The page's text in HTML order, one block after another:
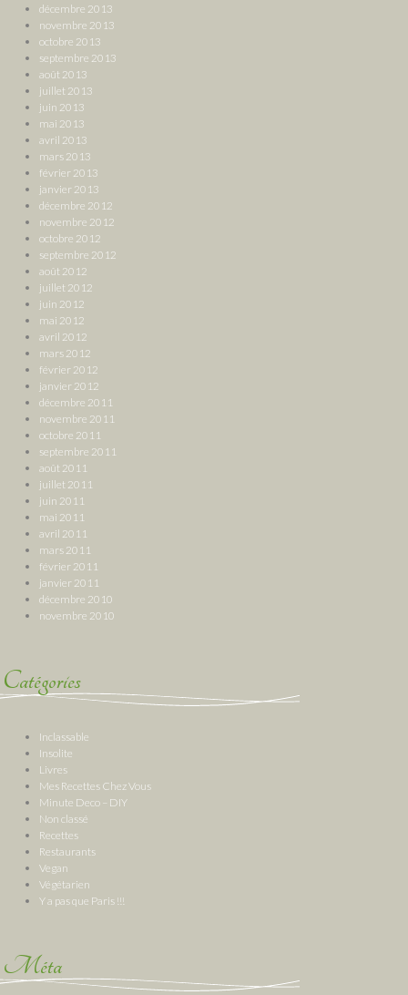
décembre 2013
novembre 2013
octobre 2013
septembre 2013
août 2013
juillet 2013
juin 2013
mai 2013
avril 2013
mars 2013
février 2013
janvier 2013
décembre 2012
novembre 2012
octobre 2012
septembre 2012
août 2012
juillet 2012
juin 2012
mai 2012
avril 2012
mars 2012
février 2012
janvier 2012
décembre 2011
novembre 2011
octobre 2011
septembre 2011
août 2011
juillet 2011
juin 2011
mai 2011
avril 2011
mars 2011
février 2011
janvier 2011
décembre 2010
novembre 2010
Catégories
Inclassable
Insolite
Livres
Mes Recettes Chez Vous
Minute Deco – DIY
Non classé
Recettes
Restaurants
Vegan
Végétarien
Y a pas que Paris !!!
Méta